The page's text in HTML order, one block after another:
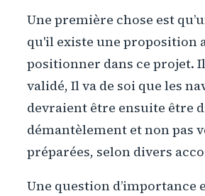
Une première chose est
qu'il existe une proposition
positionner dans ce projet.
validé, Il va de soi que les
devraient être ensuite être
démantèlement et non pas
préparées, selon divers
Une question d’importance